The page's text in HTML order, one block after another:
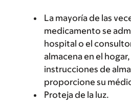
La mayoría de las
medicamento se
hospital o el
almacena en el hogar,
instrucciones de
proporcione su
Proteja de la luz.